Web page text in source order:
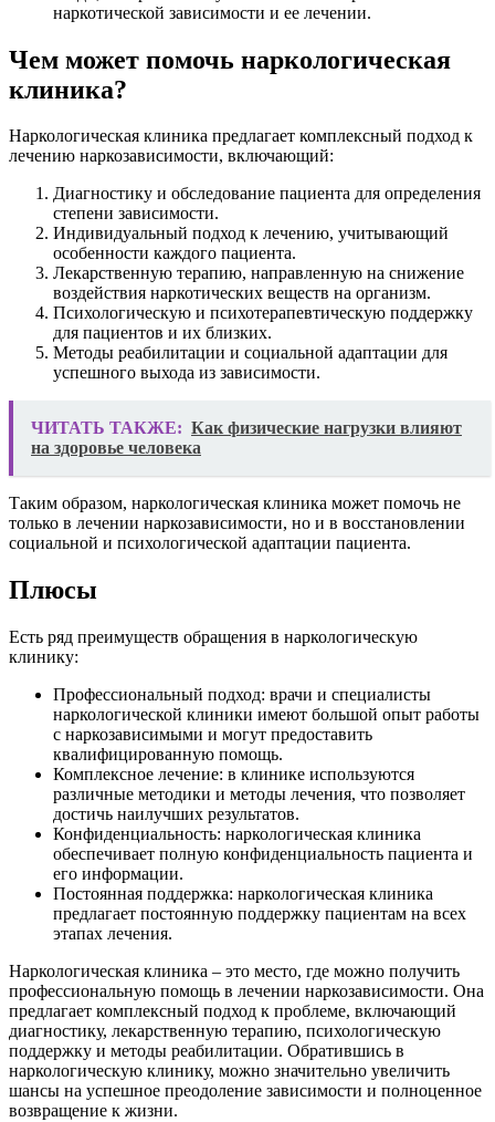
наркотической зависимости и ее лечении.
Чем может помочь наркологическая
клиника?
Наркологическая клиника предлагает комплексный подход к
лечению наркозависимости, включающий:
Диагностику и обследование пациента для определения
степени зависимости.
Индивидуальный подход к лечению, учитывающий
особенности каждого пациента.
Лекарственную терапию, направленную на снижение
воздействия наркотических веществ на организм.
Психологическую и психотерапевтическую поддержку
для пациентов и их близких.
Методы реабилитации и социальной адаптации для
успешного выхода из зависимости.
ЧИТАТЬ ТАКЖЕ: Как физические нагрузки влияют
на здоровье человека
Таким образом, наркологическая клиника может помочь не
только в лечении наркозависимости, но и в восстановлении
социальной и психологической адаптации пациента.
Плюсы
Есть ряд преимуществ обращения в наркологическую
клинику:
Профессиональный подход: врачи и специалисты
наркологической клиники имеют большой опыт работы
с наркозависимыми и могут предоставить
квалифицированную помощь.
Комплексное лечение: в клинике используются
различные методики и методы лечения, что позволяет
достичь наилучших результатов.
Конфиденциальность: наркологическая клиника
обеспечивает полную конфиденциальность пациента и
его информации.
Постоянная поддержка: наркологическая клиника
предлагает постоянную поддержку пациентам на всех
этапах лечения.
Наркологическая клиника – это место, где можно получить
профессиональную помощь в лечении наркозависимости. Она
предлагает комплексный подход к проблеме, включающий
диагностику, лекарственную терапию, психологическую
поддержку и методы реабилитации. Обратившись в
наркологическую клинику, можно значительно увеличить
шансы на успешное преодоление зависимости и полноценное
возвращение к жизни.